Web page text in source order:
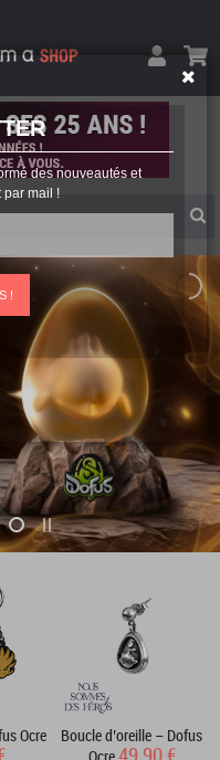
des nouveautés et
par mail !
!
Ocre
Boucle d’oreille – Dofus